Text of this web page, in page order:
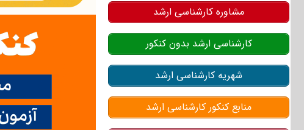
مشاوره کارشناسی ارشد
کارشناسی ارشد بدون کنکور
شهریه کارشناسی ارشد
منابع کنکور کارشناسی ارشد